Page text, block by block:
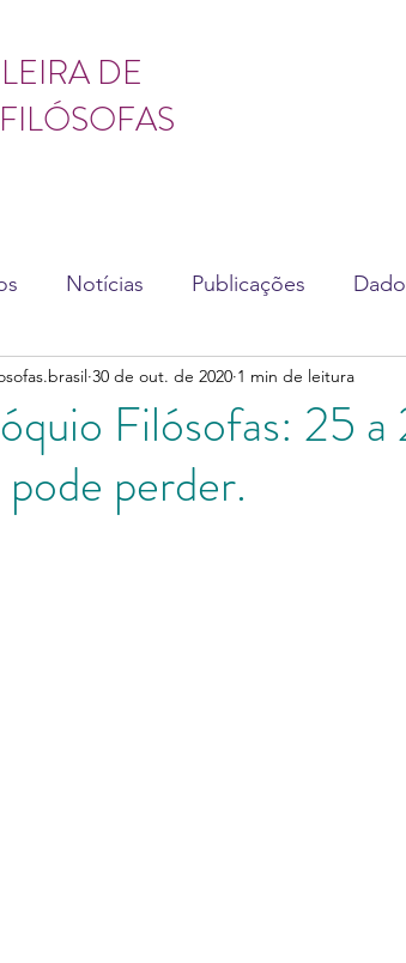
DE
Notícias Publicações
Assédio Vídeos Lives
Filósofas: 25 a
perder.
30 de out. de 2020 1 min de leitura